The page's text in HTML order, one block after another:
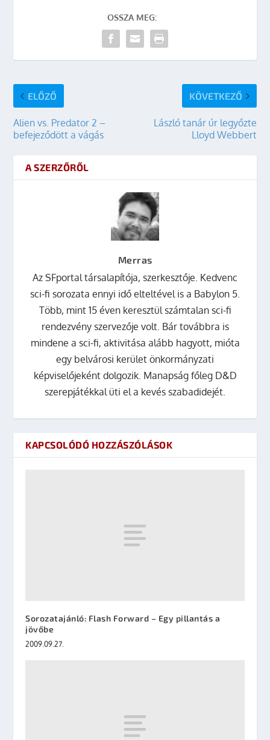
OSSZA MEG:
ELŐZŐ
Alien vs. Predator 2 –
befejeződött a vágás
KÖVETKEZŐ
László tanár úr legyőzte
Lloyd Webbert
A SZERZŐRŐL
Merras
Az SFportal társalapítója, szerkesztője. Kedvenc
sci-fi sorozata ennyi idő elteltével is a Babylon 5.
Több, mint 15 éven keresztül számtalan sci-fi
rendezvény szervezője volt. Bár továbbra is
mindene a sci-fi, aktivitása alább hagyott, mióta
egy belvárosi kerület önkormányzati
képviselőjeként dolgozik. Manapság főleg D&D
szerepjátékkal üti el a kevés szabadidejét.
KAPCSOLÓDÓ HOZZÁSZÓLÁSOK
Sorozatajánló: Flash Forward – Egy pillantás a
jövőbe
2009.09.27.